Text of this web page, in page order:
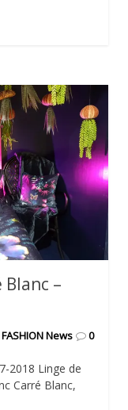
–
FASHION News 0
2018 Linge de
Carré Blanc,